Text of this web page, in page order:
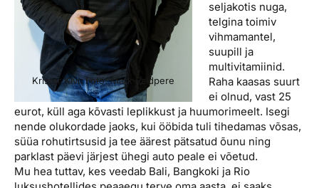
Krister Kivi. Foto: Mark Raidpere
seljakotis nuga,
telgina toimiv
vihmamantel,
suupill ja
multivitamiinid.
Raha kaasas suurt
ei olnud, vast 25
eurot, küll aga kõvasti leplikkust ja huumorimeelt. Isegi
nende olukordade jaoks, kui ööbida tuli tihedamas võsas,
süüa rohutirtsusid ja tee äärest pätsatud õunu ning
parklast päevi järjest ühegi auto peale ei võetud.
Mu hea tuttav, kes veedab Bali, Bangkoki ja Rio